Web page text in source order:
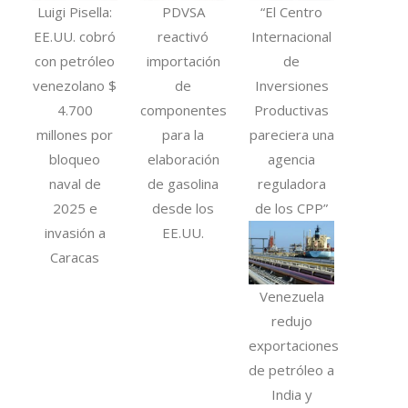
Luigi Pisella:
EE.UU. cobró
con petróleo
venezolano $
4.700
millones por
bloqueo
naval de
2025 e
invasión a
Caracas
PDVSA
reactivó
importación
de
componentes
para la
elaboración
de gasolina
desde los
EE.UU.
“El Centro
Internacional
de
Inversiones
Productivas
pareciera una
agencia
reguladora
de los CPP”
Venezuela
redujo
exportaciones
de petróleo a
India y